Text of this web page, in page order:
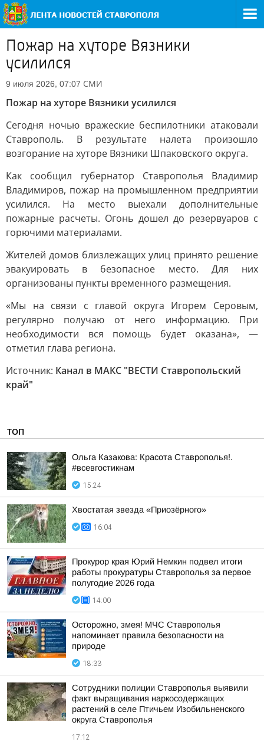
Пожар на хуторе Вязники
усилился
9 июля 2026, 07:07 СМИ
Пожар на хуторе Вязники усилился
Сегодня ночью вражеские беспилотники атаковали
Ставрополь. В результате налета произошло
возгорание на хуторе Вязники Шпаковского округа.
Как сообщил губернатор Ставрополья Владимир
Владимиров, пожар на промышленном предприятии
усилился. На место выехали дополнительные
пожарные расчеты. Огонь дошел до резервуаров с
горючими материалами.
Жителей домов близлежащих улиц принято решение
эвакуировать в безопасное место. Для них
организованы пункты временного размещения.
«Мы на связи с главой округа Игорем Серовым,
регулярно получаю от него информацию. При
необходимости вся помощь будет оказана», —
отметил глава региона.
Источник: Канал в МАКС "ВЕСТИ Ставропольский
край"
ТОП
Ольга Казакова: Красота Ставрополья!.
#всевгостикнам
15:24
Хвостатая звезда «Приозёрного»
16:04
Прокурор края Юрий Немкин подвел итоги
работы прокуратуры Ставрополья за первое
полугодие 2026 года
14:00
Осторожно, змея! МЧС Ставрополья
напоминает правила безопасности на
природе
18:33
Сотрудники полиции Ставрополья выявили
факт выращивания наркосодержащих
растений в селе Птичьем Изобильненского
округа Ставрополья
17:12